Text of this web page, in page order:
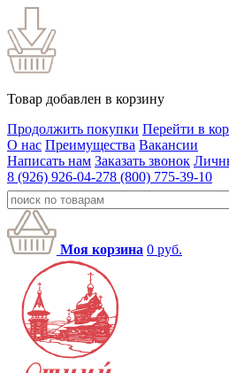
Товар добавлен в корзину
Продолжить покупки Перейти в
О нас Преимущества Вакансии
Написать нам Заказать звонок
8 (926) 926-04-278 (800) 775-39-10
Моя корзина 0 руб.